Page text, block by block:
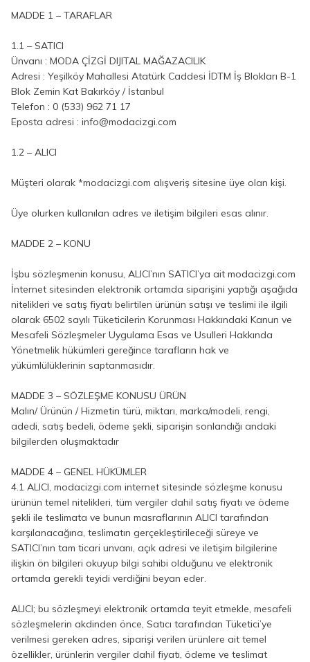
MADDE 1 – TARAFLAR
1.1 – SATICI
Ünvanı : MODA ÇİZGİ DIJITAL MAĞAZACILIK
Adresi : Yeşilköy Mahallesi Atatürk Caddesi İDTM İş Blokları B-1
Blok Zemin Kat Bakırköy / İstanbul
Telefon : 0 (533) 962 71 17
Eposta adresi : info@modacizgi.com
1.2 – ALICI
Müşteri olarak *modacizgi.com alışveriş sitesine üye olan kişi.
Üye olurken kullanılan adres ve iletişim bilgileri esas alınır.
MADDE 2 – KONU
İşbu sözleşmenin konusu, ALICI’nın SATICI’ya ait modacizgi.com
İnternet sitesinden elektronik ortamda siparişini yaptığı aşağıda
nitelikleri ve satış fiyatı belirtilen ürünün satışı ve teslimi ile ilgili
olarak 6502 sayılı Tüketicilerin Korunması Hakkındaki Kanun ve
Mesafeli Sözleşmeler Uygulama Esas ve Usulleri Hakkında
Yönetmelik hükümleri gereğince tarafların hak ve
yükümlülüklerinin saptanmasıdır.
MADDE 3 – SÖZLEŞME KONUSU ÜRÜN
Malın/ Ürünün / Hizmetin türü, miktarı, marka/modeli, rengi,
adedi, satış bedeli, ödeme şekli, siparişin sonlandığı andaki
bilgilerden oluşmaktadır
MADDE 4 – GENEL HÜKÜMLER
4.1 ALICI, modacizgi.com internet sitesinde sözleşme konusu
ürünün temel nitelikleri, tüm vergiler dahil satış fiyatı ve ödeme
şekli ile teslimata ve bunun masraflarının ALICI tarafından
karşılanacağına, teslimatın gerçekleştirileceği süreye ve
SATICI’nın tam ticari unvanı, açık adresi ve iletişim bilgilerine
ilişkin ön bilgileri okuyup bilgi sahibi olduğunu ve elektronik
ortamda gerekli teyidi verdiğini beyan eder.
ALICI; bu sözleşmeyi elektronik ortamda teyit etmekle, mesafeli
sözleşmelerin akdinden önce, Satıcı tarafından Tüketici’ye
verilmesi gereken adres, siparişi verilen ürünlere ait temel
özellikler, ürünlerin vergiler dahil fiyatı, ödeme ve teslimat